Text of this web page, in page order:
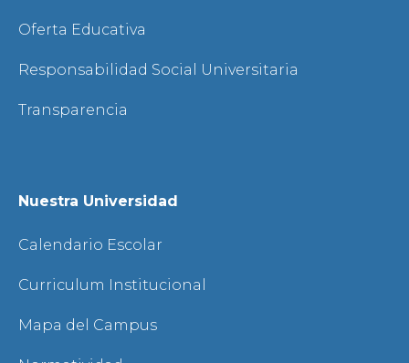
Oferta Educativa
Responsabilidad Social Universitaria
Transparencia
Nuestra Universidad
Calendario Escolar
Curriculum Institucional
Mapa del Campus